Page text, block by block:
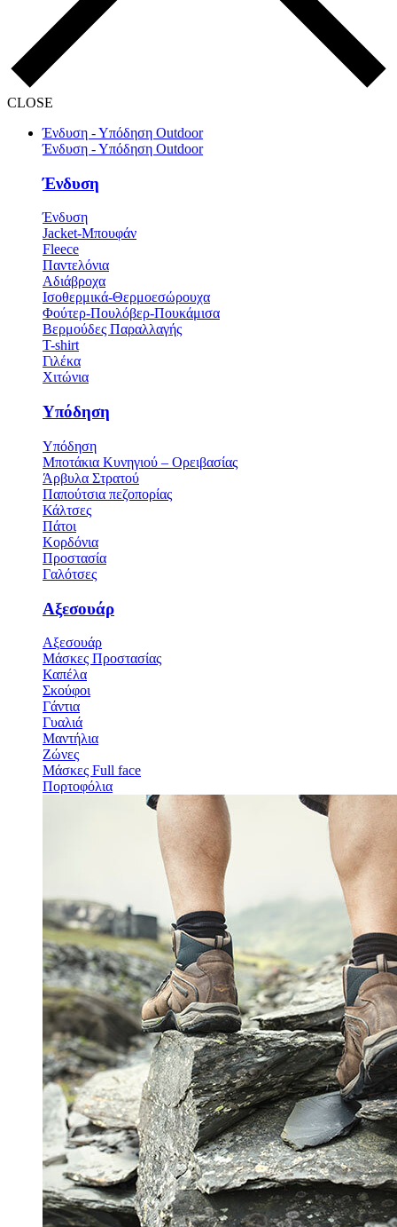
CLOSE
Ένδυση - Υπόδηση Outdoor
Ένδυση - Υπόδηση Outdoor
Ένδυση
Ένδυση
Jacket-Μπουφάν
Fleece
Παντελόνια
Αδιάβροχα
Ισοθερμικά-Θερμοεσώρουχα
Φούτερ-Πουλόβερ-Πουκάμισα
Βερμούδες Παραλλαγής
T-shirt
Γιλέκα
Χιτώνια
Υπόδηση
Υπόδηση
Μποτάκια Κυνηγιού – Ορειβασίας
Άρβυλα Στρατού
Παπούτσια πεζοπορίας
Κάλτσες
Πάτοι
Κορδόνια
Προστασία
Γαλότσες
Αξεσουάρ
Αξεσουάρ
Μάσκες Προστασίας
Καπέλα
Σκούφοι
Γάντια
Γυαλιά
Μαντήλια
Ζώνες
Μάσκες Full face
Πορτοφόλια